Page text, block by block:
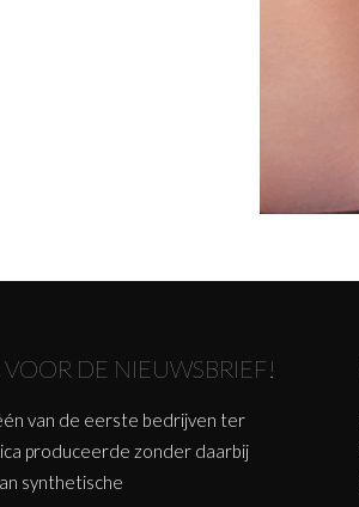
DE NIEUWSBRIEF!
van de eerste bedrijven ter
produceerde zonder daarbij
synthetische